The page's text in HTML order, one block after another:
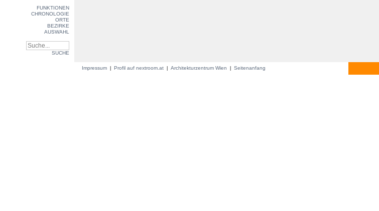
FUNKTIONEN
CHRONOLOGIE
ORTE
BEZIRKE
AUSWAHL
SUCHE
Impressum Profil auf nextroom.at Architekturzentrum Wien Seitenanfang